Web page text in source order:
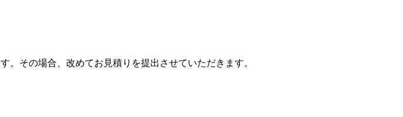
その場合、改めてお見積りを提出させていただきます。